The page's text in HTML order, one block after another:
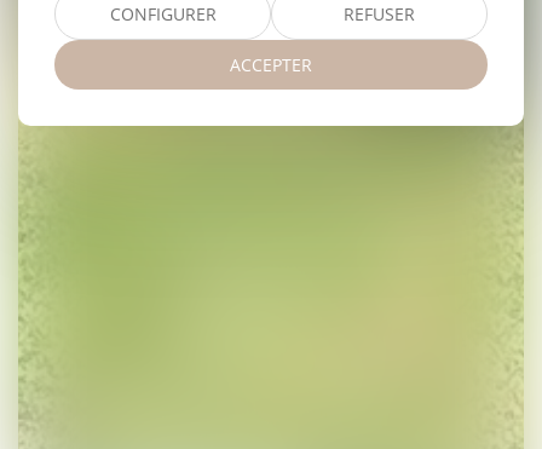
CONFIGURER REFUSER
ACCEPTER